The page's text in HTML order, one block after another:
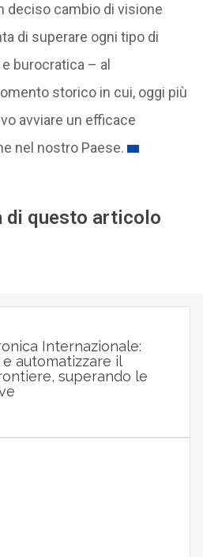
deciso cambio di visione
di superare ogni tipo di
burocratica – al
storico in cui, oggi più
avviare un efficace
nel nostro Paese.
di questo articolo
Internazionale:
automatizzare il
superando le